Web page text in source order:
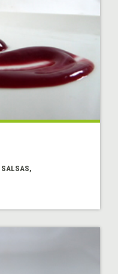
SALSAS,